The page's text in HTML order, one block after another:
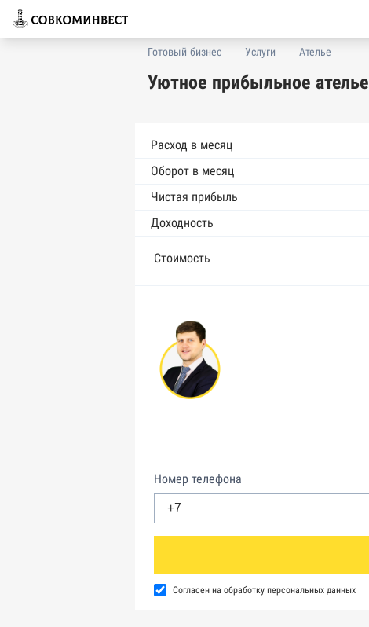
Готовый бизнес — Услуги — Ателье
Уютное прибыльное ателье
Расход в месяц
Оборот в месяц
Чистая прибыль
Доходность
Стоимость
Номер телефона
Согласен на обработку персональных данных